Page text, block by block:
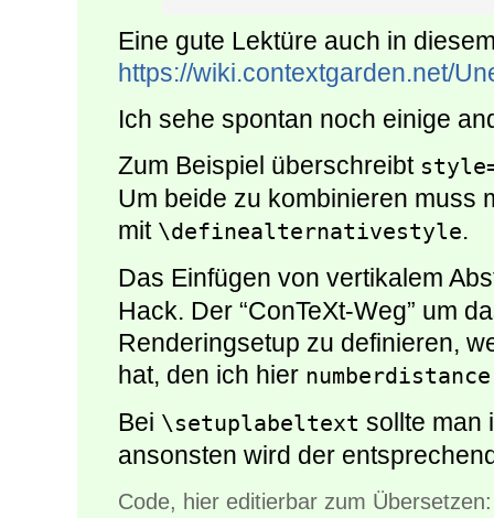
Eine gute Lektüre auch in
https://wiki.contextgarden.net/
Ich sehe spontan noch einige
Zum Beispiel überschreibt
Um beide zu kombinieren muss
mit \definealternativestyle.
Das Einfügen von vertikalem
Hack. Der “ConTeXt-Weg” um
Renderingsetup zu definieren,
hat, den ich hier numberdistance
Bei \setuplabeltext sollte man
ansonsten wird der
Code, hier editierbar zum Übersetzen: